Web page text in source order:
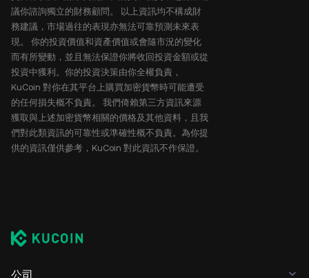
議你諮詢獨立的財務顧問。 以上資訊均不構成財
務建議，市場過往的表現亦無法可靠預測未來表
現。 你的投資價值和資產價值或會隨市況的變化
而有所變動，並且無法保證你將收回投資金額或從
投資中獲利。你的投資決策由你全權負責，
KuCoin 對你在其平台上購買加密貨幣時可能遭受
的任何損失概不負責。 我們倚賴第三方資訊來源
獲取與上述加密貨幣相關的價格及其他資料，且我
們對此類資訊的可靠性或準確性概不負責。為你提
供的資訊僅供參考，KuCoin 對此資訊不作保證。
公司